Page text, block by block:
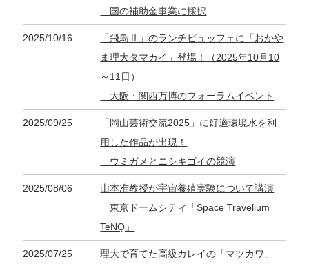
国の補助金事業に採択
2025/10/16
「飛鳥Ⅱ」のランチビュッフェに「おかや
ま理大タマカイ」登場！（2025年10月10
～11日）
大阪・関西万博のフォーラムイベント
2025/09/25
「岡山芸術交流2025」に好適環境水を利
用した作品が出現！
ウミガメとニシキゴイの競演
2025/08/06
山本准教授が宇宙養殖実験について講演
東京ドームシティ「Space Travelium
TeNQ」
2025/07/25
理大で育てた高級カレイの「マツカワ」